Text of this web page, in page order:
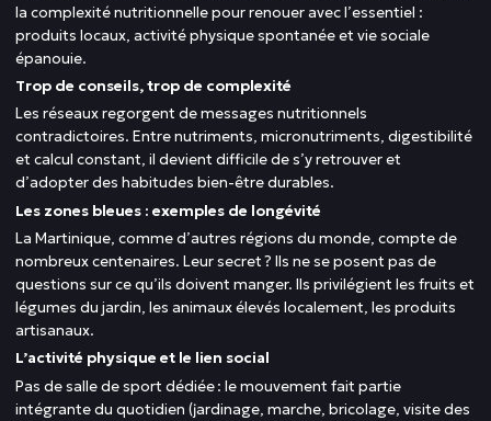
la complexité nutritionnelle pour renouer avec l’essentiel :
produits locaux, activité physique spontanée et vie sociale
épanouie.
Trop de conseils, trop de complexité
Les réseaux regorgent de messages nutritionnels
contradictoires. Entre nutriments, micronutriments, digestibilité
et calcul constant, il devient difficile de s’y retrouver et
d’adopter des habitudes bien-être durables.
Les zones bleues : exemples de longévité
La Martinique, comme d’autres régions du monde, compte de
nombreux centenaires. Leur secret ? Ils ne se posent pas de
questions sur ce qu’ils doivent manger. Ils privilégient les fruits et
légumes du jardin, les animaux élevés localement, les produits
artisanaux.
L’activité physique et le lien social
Pas de salle de sport dédiée : le mouvement fait partie
intégrante du quotidien (jardinage, marche, bricolage, visite des